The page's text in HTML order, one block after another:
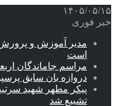
۱۴۰۵/۰۵/۱۵
خبر فوری
است
مراسم جاماندگان
دروازه بان سابق
پیکر مطهر شهید
تشییع شد